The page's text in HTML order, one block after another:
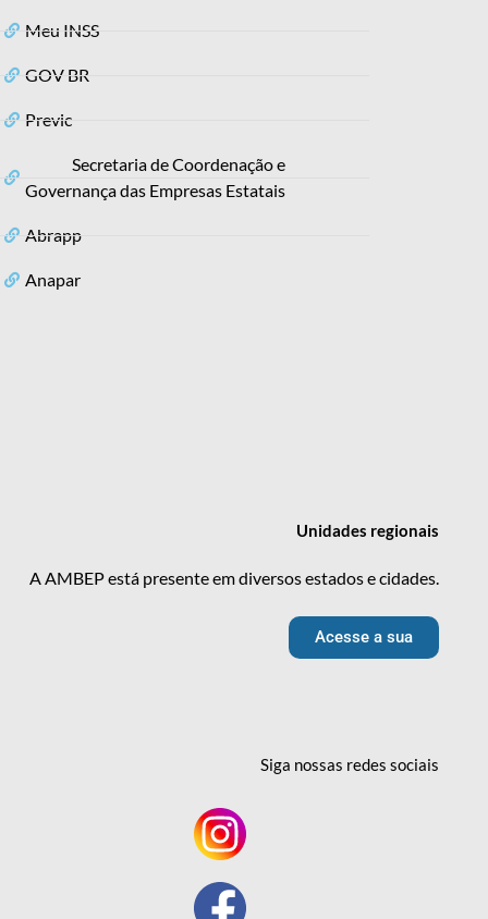
Meu INSS
GOV BR
Previc
Secretaria de Coordenação e
Governança das Empresas Estatais
Abrapp
Anapar
Unidades regionais
A AMBEP está presente em diversos estados e cidades.
Acesse a sua
Siga nossas redessociais